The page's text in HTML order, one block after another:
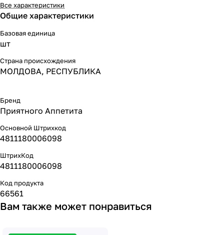
Все характеристики
Общие характеристики
Базовая единица
шт
Страна происхождения
МОЛДОВА, РЕСПУБЛИКА
Бренд
Приятного Аппетита
Основной Штрихкод
4811180006098
ШтрихКод
4811180006098
Код продукта
66561
Вам также может понравиться